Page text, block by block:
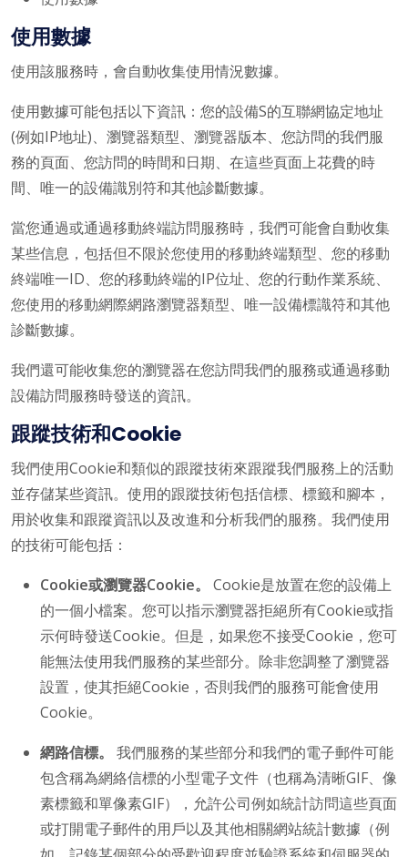
使用數據
使用該服務時，會自動收集使用情況數據。
使用數據可能包括以下資訊：您的設備S的互聯網協定地址
(例如IP地址)、瀏覽器類型、瀏覽器版本、您訪問的我們服
務的頁面、您訪問的時間和日期、在這些頁面上花費的時
間、唯一的設備識別符和其他診斷數據。
當您通過或通過移動終端訪問服務時，我們可能會自動收集
某些信息，包括但不限於您使用的移動終端類型、您的移動
終端唯一ID、您的移動終端的IP位址、您的行動作業系統、
您使用的移動網際網路瀏覽器類型、唯一設備標識符和其他
診斷數據。
我們還可能收集您的瀏覽器在您訪問我們的服務或通過移動
設備訪問服務時發送的資訊。
跟蹤技術和Cookie
我們使用Cookie和類似的跟蹤技術來跟蹤我們服務上的活動
並存儲某些資訊。使用的跟蹤技術包括信標、標籤和腳本，
用於收集和跟蹤資訊以及改進和分析我們的服務。我們使用
的技術可能包括：
Cookie或瀏覽器Cookie。
Cookie是放置在您的設備上
的一個小檔案。您可以指示瀏覽器拒絕所有Cookie或指
示何時發送Cookie。但是，如果您不接受Cookie，您可
能無法使用我們服務的某些部分。除非您調整了瀏覽器
設置，使其拒絕Cookie，否則我們的服務可能會使用
Cookie。
網路信標。
我們服務的某些部分和我們的電子郵件可能
包含稱為網絡信標的小型電子文件（也稱為清晰GIF、像
素標籤和單像素GIF），允許公司例如統計訪問這些頁面
或打開電子郵件的用戶以及其他相關網站統計數據（例